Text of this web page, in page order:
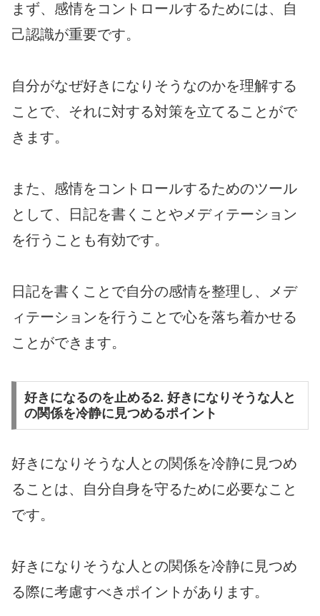
まず、感情をコントロールするためには、自
己認識が重要です。
自分がなぜ好きになりそうなのかを理解する
ことで、それに対する対策を立てることがで
きます。
また、感情をコントロールするためのツール
として、日記を書くことやメディテーション
を行うことも有効です。
日記を書くことで自分の感情を整理し、メデ
ィテーションを行うことで心を落ち着かせる
ことができます。
好きになるのを止める2. 好きになりそうな人と
の関係を冷静に見つめるポイント
好きになりそうな人との関係を冷静に見つめ
ることは、自分自身を守るために必要なこと
です。
好きになりそうな人との関係を冷静に見つめ
る際に考慮すべきポイントがあります。